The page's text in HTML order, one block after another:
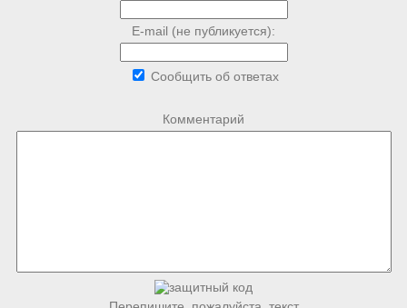
E-mail (не публикуется):
Сообщить об ответах
Комментарий